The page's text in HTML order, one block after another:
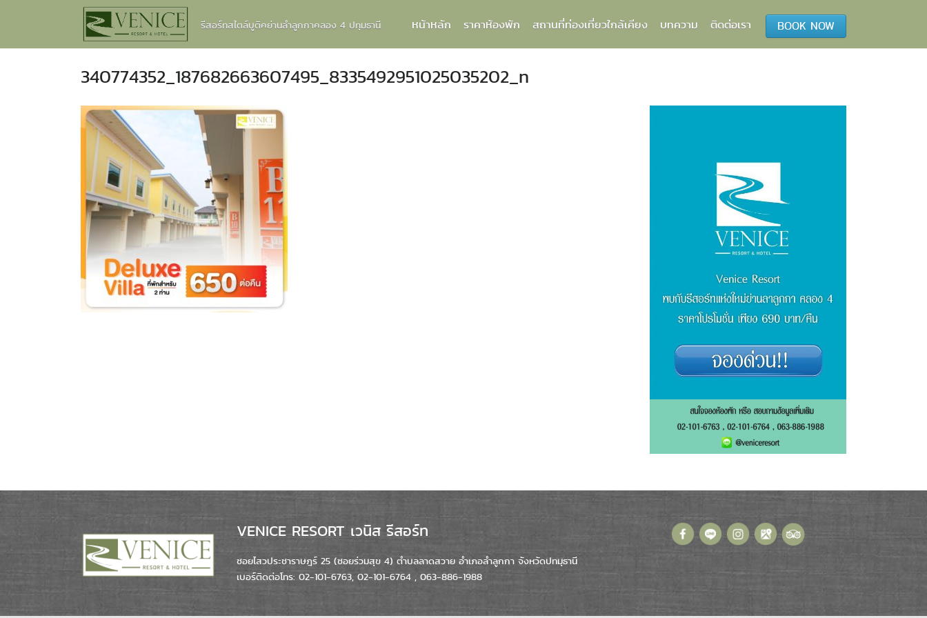
รีสอร์ทสไตล์บูติคย่านลำลูกกาคลอง 4 ปทุมธานี BOOK NOW
หน้าหลัก ราคาห้องพัก สถานที่ท่องเที่ยวใกล้เคียง บทความ ติดต่อเรา
340774352_187682663607495_8335492951025035202_n
VENICE RESORT เวนิส รีสอร์ท
ซอยไสวประชาราษฎร์ 25 (ซอยร่วมสุข 4) ตำบลลาดสวาย อำเภอลำลูกกา จังหวัดปทมุธานี
เบอร์ติดต่อโทร: 02-101-6763, 02-101-6764 , 063-886-1988